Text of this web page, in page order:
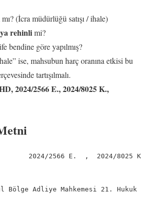
mı? (İcra müdürlüğü satışı / ihale)
rehinlimi?
bendine göre yapılmış?
ise, mahsubun harç oranına etkisi bu
tartışılmalı.
2024/2566 E., 2024/8025 K.,
2024/2566 E.  ,  2024/8025
Bölge Adliye Mahkemesi 21.